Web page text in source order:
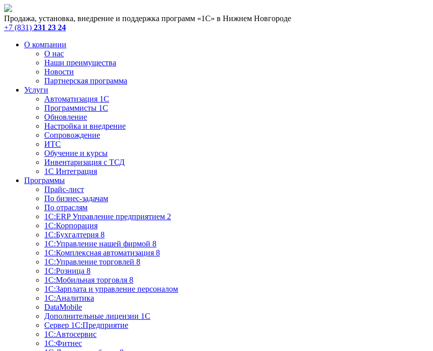
Продажа, установка, внедрение и поддержка программ «1С» в Нижнем Новгороде
+7 (831) 231 23 24
О компании
О нас
Наши преимущества
Новости
Партнерская программа
Услуги
Автоматизация 1С
Программисты 1С
Обновление
Настройка и внедрение
Сопровождение
ИТС
Обучение и курсы
Инвентаризация с ТСД
1С Интеграция
Программы
Прайс-лист
По бизнес-задачам
По отраслям
1C:ERP Управление предприятием 2
1С:Корпорация
1С:Бухгалтерия 8
1С:Управление нашей фирмой 8
1С:Комплексная автоматизация 8
1С:Управление торговлей 8
1С:Розница 8
1С:Мобильная торговля 8
1С:Зарплата и управление персоналом
1С:Аналитика
DataMobile
Дополнительные лицензии 1С
Сервер 1С:Предприятие
1С:Автосервис
1С:Фитнес